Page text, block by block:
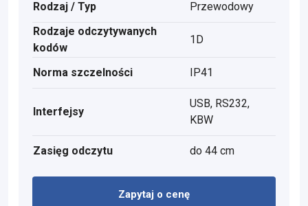
Rodzaj / Typ
Przewodowy
Rodzaje odczytywanych
kodów
1D
Norma szczelności IP41
Interfejsy
USB, RS232,
KBW
Zasięg odczytu do 44 cm
Zapytaj o cenę